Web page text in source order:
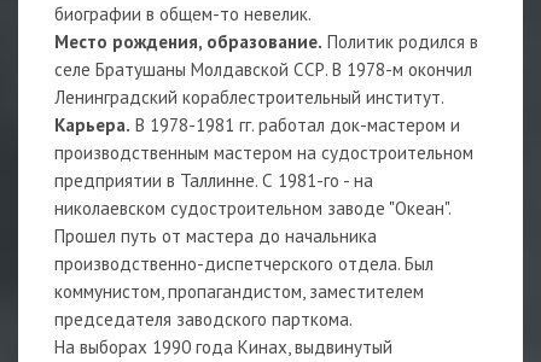
биографии в общем-то невелик.
Место рождения, образование. Политик родился в
селе Братушаны Молдавской ССР. В 1978-м окончил
Ленинградский кораблестроительный институт.
Карьера. В 1978-1981 гг. работал док-мастером и
производственным мастером на судостроительном
предприятии в Таллинне. С 1981-го - на
николаевском судостроительном заводе "Океан".
Прошел путь от мастера до начальника
производственно-диспетчерского отдела. Был
коммунистом, пропагандистом, заместителем
председателя заводского парткома.
На выборах 1990 года Кинах, выдвинутый